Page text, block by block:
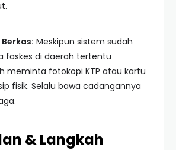
Meskipun sistem sudah
faskes di daerah tertentu
meminta fotokopi KTP atau kartu
fisik. Selalu bawa cadangannya
& Langkah